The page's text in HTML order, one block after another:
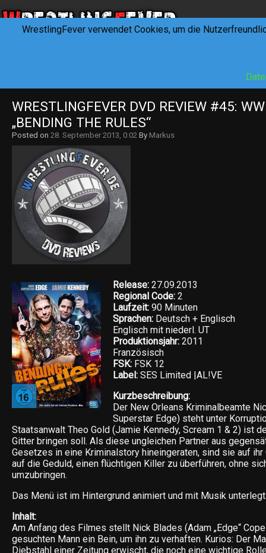
WRESTLINGFEVER DVD REVIEW #45:
„BENDING THE RULES“
Posted on 28. September 2013, 0:02 By Markus
Release: 27.09.2013
Regional Code: 2
Laufzeit: 90 Minuten
Sprachen: Deutsch + Englisch
Englisch mit niederl. UT
Produktionsjahr: 2011
Französisch
FSK: FSK 12
Label: SES Limited |AL!VE
Kurzbeschreibung:
Der New Orleans Kriminalbeamte
Superstar Edge) steht unter
Staatsanwalt Theo Gold (Jamie Kennedy, Scream 1 & 2) ist
Gitter bringen soll. Als diese ungleichen Partner aus
Gesetzes in eine Kriminalstory hineingeraten, sind sie auf ihr
auf die Geduld, einen flüchtigen Killer zu überführen, ohne
umzubringen.
Das Menü ist im Hintergrund animiert und mit Musik
Inhalt:
Am Anfang des Filmes stellt Nick Blades (Adam „Edge“
gesuchten Mann ein Bein, um ihn zu verhaften. Kurios: Der
Diebstahl einer Zeitung erwischt, die noch eine wichtige
WrestlingFever verwendet Cookies, um die